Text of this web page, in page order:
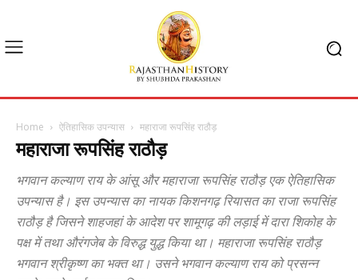
Home ऐतिहासिक उपन्यास महाराजा रूपसिंह राठौड़
महाराजा रूपसिंह राठौड़
भगवान कल्याण राय के आंसू और महाराजा रूपसिंह राठौड़ एक ऐतिहासिक
उपन्यास है। इस उपन्यास का नायक किशनगढ़ रियासत का राजा रूपसिंह
राठौड़ है जिसने शाहजहां के आदेश पर शामूगढ़ की लड़ाई में दारा शिकोह के
पक्ष में तथा औरंगजेब के विरुद्ध युद्ध किया था। महाराजा रूपसिंह राठौड़
भगवान श्रीकृष्ण का भक्त था। उसने भगवान कल्याण राय को प्रसन्न